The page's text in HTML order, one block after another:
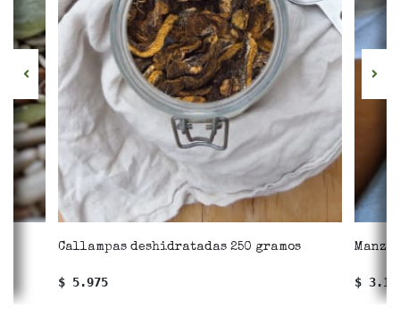
Callampas deshidratadas 250 gramos
$ 5.975 $